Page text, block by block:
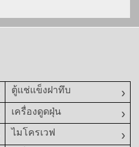
ตู้แช่แข็งฝาทึบ
เครื่องดูดฝุ่น
ไมโครเวฟ